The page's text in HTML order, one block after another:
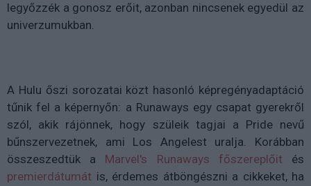
legyőzzék a gonosz erőit, azonban nincsenek egyedül az
univerzumukban.
A Hulu őszi sorozatai közt hasonló képregényadaptáció
tűnik fel a képernyőn: a Runaways egy csapat gyerekről
szól, akik rájönnek, hogy szüleik tagjai a Pride nevű
bűnszervezetnek, ami Los Angelest uralja. Korábban
összeszedtük a Marvel's Runaways főszereplőit és
premierdátumát is, érdemes átböngészni a cikkeket, ha